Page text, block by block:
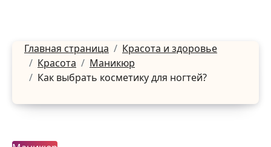
Главная страница
Красота и здоровье
Красота
Маникюр
Как выбрать косметику для ногтей?